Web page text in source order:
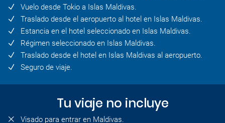
Vuelo desde Tokio a Islas Maldivas.
Traslado desde el aeropuerto al hotel en Islas Maldivas.
Estancia en el hotel seleccionado en Islas Maldivas.
Régimen seleccionado en Islas Maldivas.
Traslado desde el hotel en Islas Maldivas al aeropuerto.
Seguro de viaje.
Tu viaje no incluye
Visado para entrar en Maldivas.